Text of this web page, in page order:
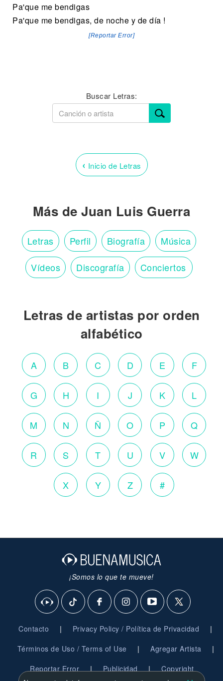
Pa'que me bendigas
Pa'que me bendigas, de noche y de día !
[Reportar Error]
Buscar Letras:
‹ Inicio de Letras
Más de Juan Luis Guerra
Letras Perfil Biografía Música
Vídeos Discografía Conciertos
Letras de artistas por orden
alfabético
A B C D E F
G H I J K L
M N Ñ O P Q
R S T U V W
X Y Z #
¡Somos lo que te mueve!
Contacto | Privacy Policy / Política de Privacidad |
Términos de Uso / Terms of Use | Agregar Artista |
Reportar Error | Publicidad | Copyright